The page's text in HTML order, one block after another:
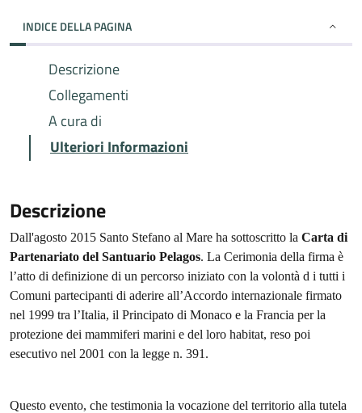
INDICE DELLA PAGINA
Descrizione
Collegamenti
A cura di
Ulteriori Informazioni
Descrizione
Dall'agosto 2015 Santo Stefano al Mare ha sottoscritto la Carta di
Partenariato del Santuario Pelagos. La Cerimonia della firma è
l’atto di definizione di un percorso iniziato con la volontà d i tutti i
Comuni partecipanti di aderire all’Accordo internazionale firmato
nel 1999 tra l’Italia, il Principato di Monaco e la Francia per la
protezione dei mammiferi marini e del loro habitat, reso poi
esecutivo nel 2001 con la legge n. 391.
Questo evento, che testimonia la vocazione del territorio alla tutela